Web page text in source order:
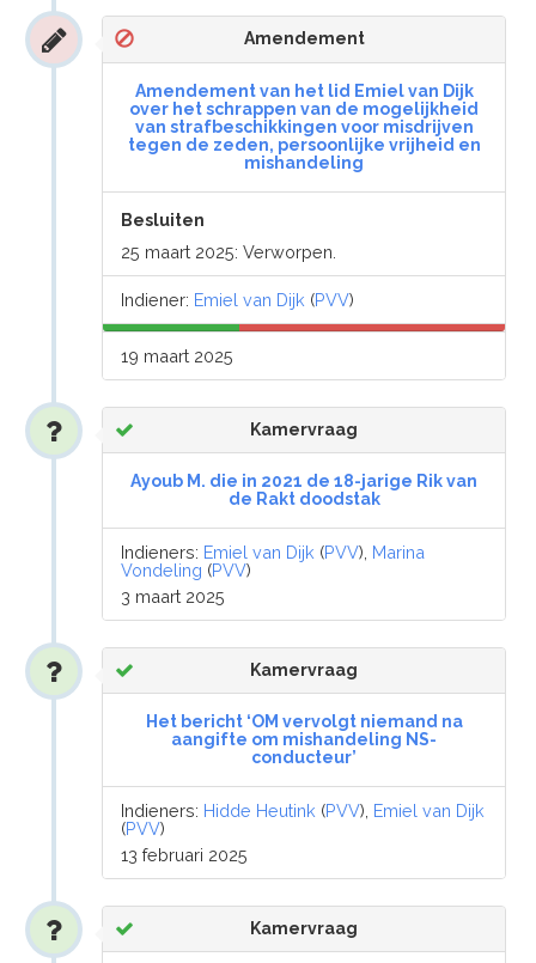
Amendement
Amendement van het lid Emiel van Dijk
over het schrappen van de mogelijkheid
van strafbeschikkingen voor misdrijven
tegen de zeden, persoonlijke vrijheid en
mishandeling
Besluiten
25 maart 2025: Verworpen.
Indiener: Emiel van Dijk (PVV)
19 maart 2025
Kamervraag
Ayoub M. die in 2021 de 18-jarige Rik van
de Rakt doodstak
Indieners: Emiel van Dijk (PVV), Marina
Vondeling (PVV)
3 maart 2025
Kamervraag
Het bericht ‘OM vervolgt niemand na
aangifte om mishandeling NS-
conducteur’
Indieners: Hidde Heutink (PVV), Emiel van Dijk
(PVV)
13 februari 2025
Kamervraag